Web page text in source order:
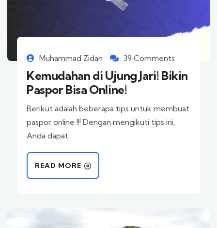
Muhammad Zidan 39 Comments
Kemudahan di Ujung Jari! Bikin
Paspor Bisa Online!
Berikut adalah beberapa tips untuk membuat
paspor online !!! Dengan mengikuti tips ini,
Anda dapat
READ MORE